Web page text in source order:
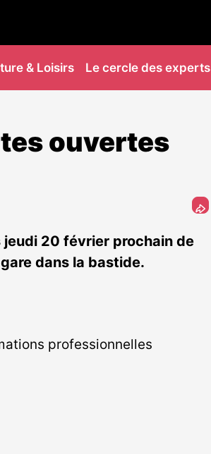
& Loisirs Le cercle des experts
ouvertes
20 février prochain de
dans la bastide.
professionnelles